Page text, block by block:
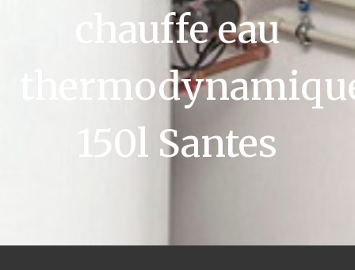
chauffe eau
150l Santes